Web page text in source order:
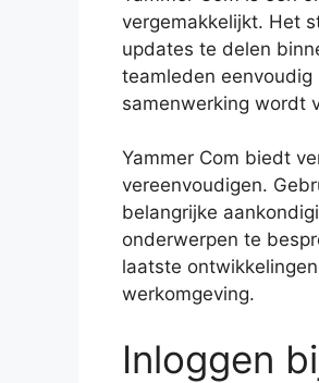
vergemakkelijkt. Het
updates te delen
teamleden
samenwerking wordt
Yammer Com biedt
vereenvoudigen.
belangrijke
onderwerpen te
laatste
werkomgeving.
Inloggen